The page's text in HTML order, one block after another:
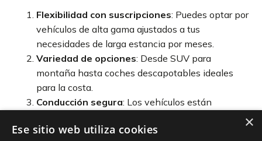
Flexibilidad con suscripciones: Puedes optar por
vehículos de alta gama ajustados a tus
necesidades de larga estancia por meses.
Variedad de opciones: Desde SUV para
montaña hasta coches descapotables ideales
para la costa.
Conducción segura: Los vehículos están
brindarte la mejor experiencia en carretera.
×
Ese sitio web utiliza cookies